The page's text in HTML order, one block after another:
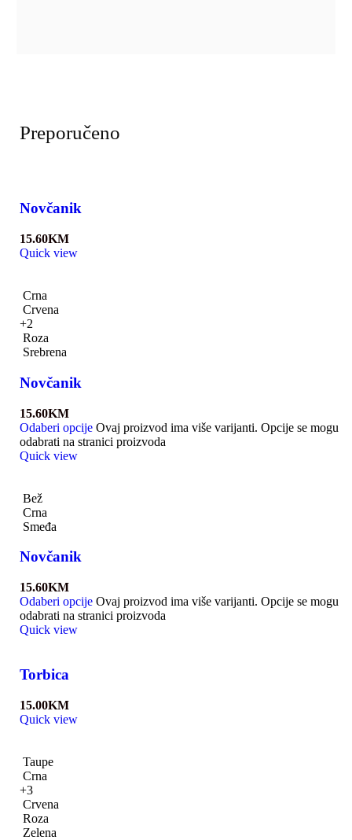
Preporučeno
Novčanik
15.60KM
Quick view
Crna
Crvena
+2
Roza
Srebrena
Novčanik
15.60KM
Odaberi opcije Ovaj proizvod ima više varijanti. Opcije se mogu
odabrati na stranici proizvoda
Quick view
Bež
Crna
Smeđa
Novčanik
15.60KM
Odaberi opcije Ovaj proizvod ima više varijanti. Opcije se mogu
odabrati na stranici proizvoda
Quick view
Torbica
15.00KM
Quick view
Taupe
Crna
+3
Crvena
Roza
Zelena